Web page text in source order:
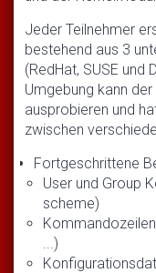
Jeder Teilnehmer
bestehend aus 3
(RedHat, SUSE und
Umgebung kann
ausprobieren und
zwischen
Fortgeschrittene
User und Group
scheme)
...)